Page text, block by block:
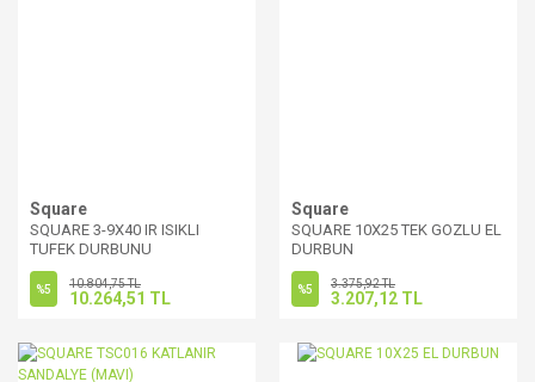
Square
SQUARE 3-9X40 IR ISIKLI
TUFEK DURBUNU
%5 10.804,75 TL
10.264,51 TL
Square
SQUARE 10X25 TEK GOZLU EL
DURBUN
%5 3.375,92 TL
3.207,12 TL